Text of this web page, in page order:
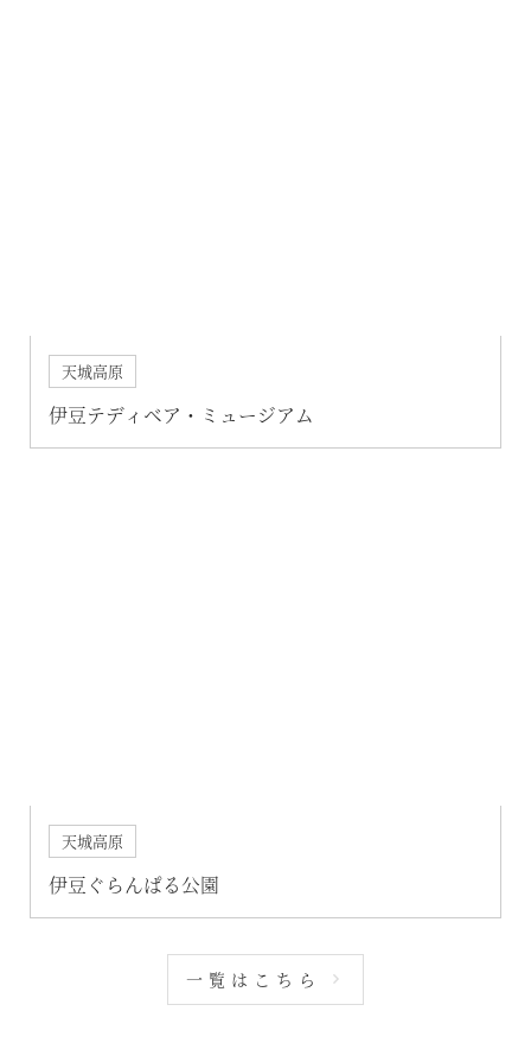
天城高原
伊豆テディベア・ミュージアム
天城高原
伊豆ぐらんぱる公園
一覧はこちら
法人予約（代行）はこちら